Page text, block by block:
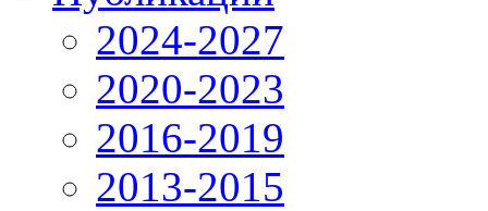
2024-2027
2020-2023
2016-2019
2013-2015